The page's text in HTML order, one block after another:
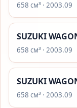
658 см³ · 2003.09
SUZUKI
658 см³ · 2003.09
SUZUKI
658 см³ · 2003.09